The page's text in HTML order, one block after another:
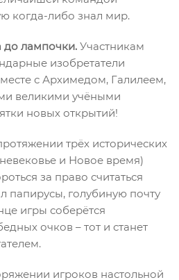
когда-либо знал мир.
до лампочки. Участникам
изобретатели
с Архимедом, Галилеем,
великими учёными
новых открытий!
трёх исторических
и Новое время)
за право считаться
папирусы, голубиную почту
игры соберётся
очков – тот и станет
игроков настольной